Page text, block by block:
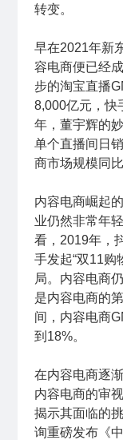
转变。
早在2021年新
容电商便已经
步的淘宝直播
8,000亿元，快
年，董宇辉的
单个直播间日
商市场规模同
内容电商崛起
业仍然非常年
看，2019年，
手发起“双11购
局。内容电商
是内容电商的
间，内容电商
到18%。
在内容电商逐
内容电商的审
揭示其面临的
询重磅发布《